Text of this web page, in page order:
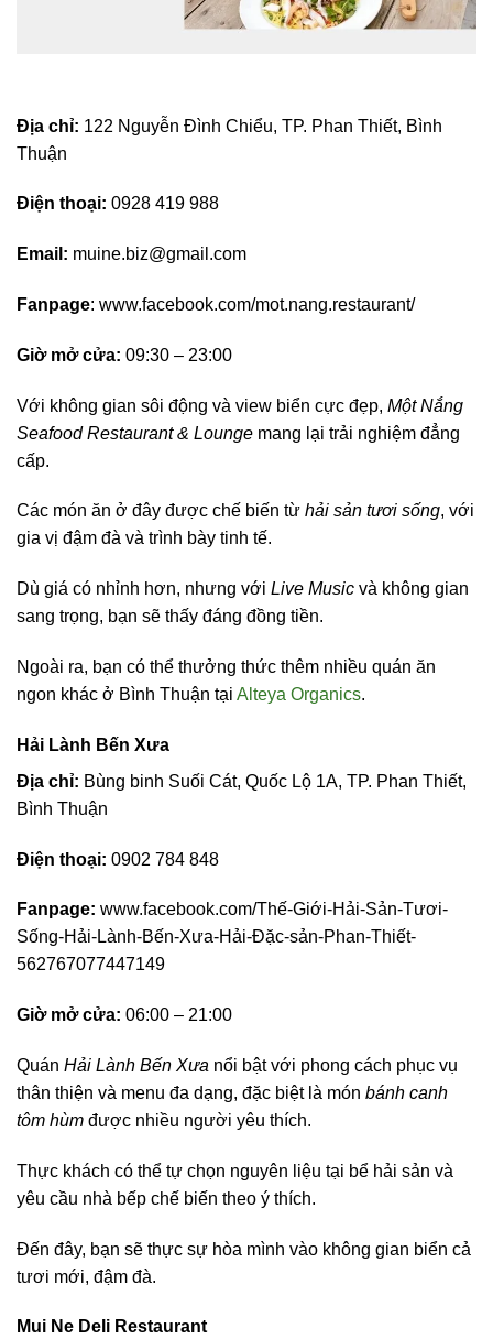
Địa chỉ: 122 Nguyễn Đình Chiểu, TP. Phan Thiết, Bình
Thuận
Điện thoại: 0928 419 988
Email: muine.biz@gmail.com
Fanpage: www.facebook.com/mot.nang.restaurant/
Giờ mở cửa: 09:30 – 23:00
Với không gian sôi động và view biển cực đẹp, Một Nắng
Seafood Restaurant & Lounge mang lại trải nghiệm đẳng
cấp.
Các món ăn ở đây được chế biến từ hải sản tươi sống, với
gia vị đậm đà và trình bày tinh tế.
Dù giá có nhỉnh hơn, nhưng với Live Music và không gian
sang trọng, bạn sẽ thấy đáng đồng tiền.
Ngoài ra, bạn có thể thưởng thức thêm nhiều quán ăn
ngon khác ở Bình Thuận tại Alteya Organics.
Hải Lành Bến Xưa
Địa chỉ: Bùng binh Suối Cát, Quốc Lộ 1A, TP. Phan Thiết,
Bình Thuận
Điện thoại: 0902 784 848
Fanpage: www.facebook.com/Thế-Giới-Hải-Sản-Tươi-
Sống-Hải-Lành-Bến-Xưa-Hải-Đặc-sản-Phan-Thiết-
562767077447149
Giờ mở cửa: 06:00 – 21:00
Quán Hải Lành Bến Xưa nổi bật với phong cách phục vụ
thân thiện và menu đa dạng, đặc biệt là món bánh canh
tôm hùm được nhiều người yêu thích.
Thực khách có thể tự chọn nguyên liệu tại bể hải sản và
yêu cầu nhà bếp chế biến theo ý thích.
Đến đây, bạn sẽ thực sự hòa mình vào không gian biển cả
tươi mới, đậm đà.
Mui Ne Deli Restaurant